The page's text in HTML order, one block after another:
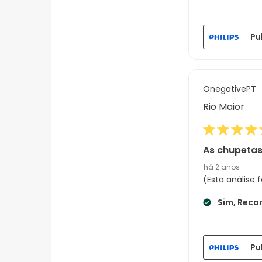
OnegativePT
Rio Maior
As
há 2 anos
(Esta análise
Sim,